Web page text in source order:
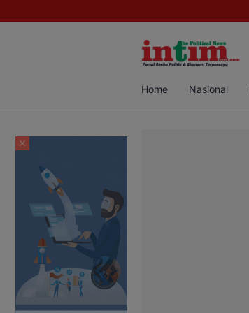
Sabu di Pangkalan Bun, Dua Pelaku Diamankan
Home Nasional